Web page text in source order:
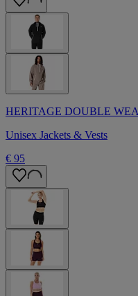
HERITAGE DOUBLE
Unisex Jackets & Vests
€ 95